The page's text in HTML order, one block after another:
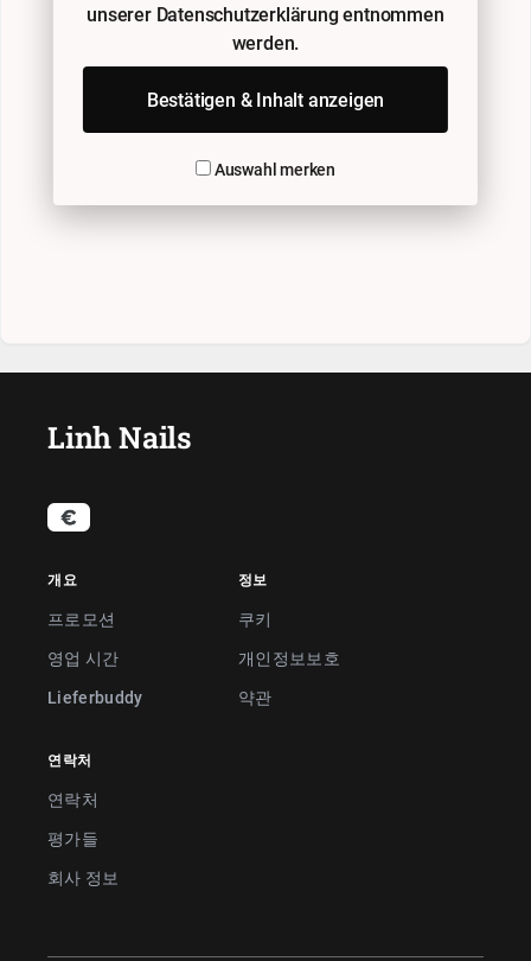
unserer Datenschutzerklärung entnommen
werden.
Bestätigen & Inhalt anzeigen
Auswahl merken
Linh Nails
개요
프로모션
영업 시간
Lieferbuddy
정보
쿠키
개인정보보호
약관
연락처
연락처
평가들
회사 정보